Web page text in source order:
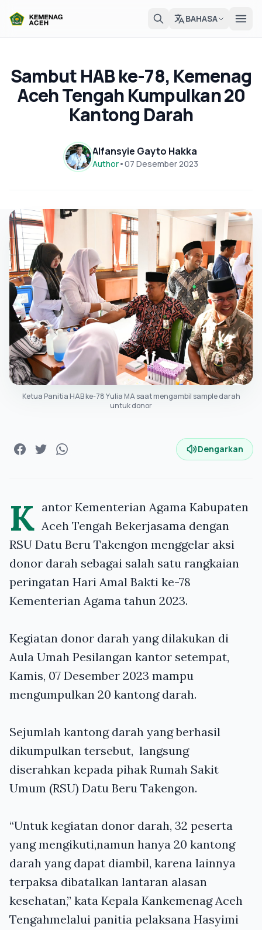
BAHASA
Sambut HAB ke-78, Kemenag
Aceh Tengah Kumpulkan 20
Kantong Darah
Alfansyie Gayto Hakka
Author•07 Desember 2023
Ketua Panitia HAB ke-78 Yulia MA saat mengambil sample darah
untuk donor
Dengarkan
K antor Kementerian Agama Kabupaten
Aceh Tengah Bekerjasama dengan
RSU Datu Beru Takengon menggelar aksi
donor darah sebagai salah satu rangkaian
peringatan Hari Amal Bakti ke-78
Kementerian Agama tahun 2023.
Kegiatan donor darah yang dilakukan di
Aula Umah Pesilangan kantor setempat,
Kamis, 07 Desember 2023 mampu
mengumpulkan 20 kantong darah.
Sejumlah kantong darah yang berhasil
dikumpulkan tersebut, langsung
diserahkan kepada pihak Rumah Sakit
Umum (RSU) Datu Beru Takengon.
“Untuk kegiatan donor darah, 32 peserta
yang mengikuti,namun hanya 20 kantong
darah yangdapat diambil, karena lainnya
terpaksa dibatalkan lantaran alasan
kesehatan,” kata Kepala Kankemenag Aceh
Tengahmelalui panitia pelaksana Hasyimi